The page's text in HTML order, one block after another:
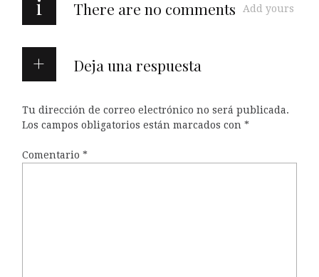
i There are no comments Add yours
Deja una respuesta
Tu dirección de correo electrónico no será publicada.
Los campos obligatorios están marcados con *
Comentario *